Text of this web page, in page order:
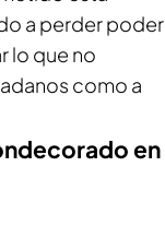
a perder poder
lo que no
como a
en